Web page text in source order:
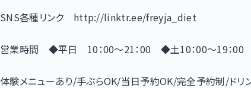
SNS各種リンク http://linktr.ee/freyja_diet
営業時間 ◆平日 10：00～21：00 ◆土10：00～19：00
体験メニューあり/手ぶらOK/当日予約OK/完全予約制/ドリ